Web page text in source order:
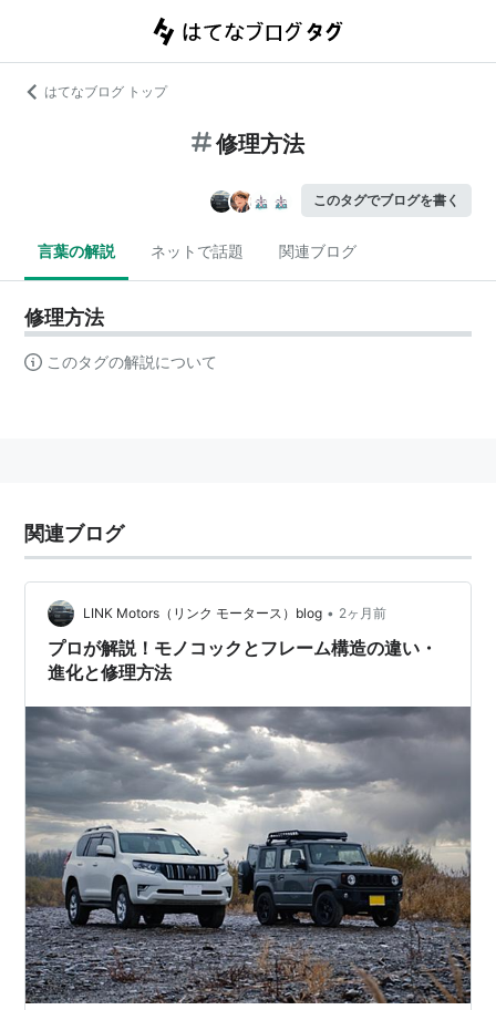
はてなブログ トップ
修理方法
このタグでブログを書く
言葉の解説 ネットで話題 関連ブログ
修理方法
このタグの解説について
関連ブログ
LINK Motors（リンク モータース）blog • 2ヶ月前
プロが解説！モノコックとフレーム構造の違い・
進化と修理方法